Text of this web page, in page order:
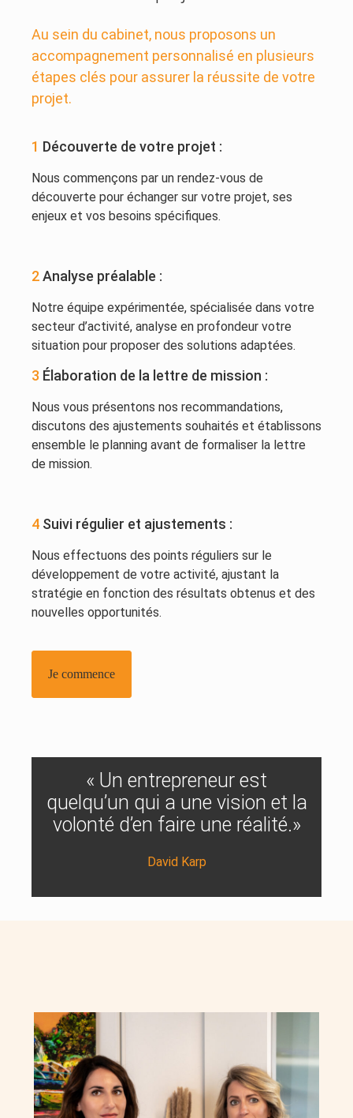
Au sein du cabinet, nous proposons un
accompagnement personnalisé en plusieurs
étapes clés pour assurer la réussite de votre
projet.
1 Découverte de votre projet :
Nous commençons par un rendez-vous de
découverte pour échanger sur votre projet, ses
enjeux et vos besoins spécifiques.
2Analyse préalable :
Notre équipe expérimentée, spécialisée dans votre
secteur d’activité, analyse en profondeur votre
situation pour proposer des solutions adaptées.
3 Élaboration de la lettre de mission :
Nous vous présentons nos recommandations,
discutons des ajustements souhaités et établissons
ensemble le planning avant de formaliser la lettre
de mission.
4 Suivi régulier et ajustements :
Nous effectuons des points réguliers sur le
développement de votre activité, ajustant la
stratégie en fonction des résultats obtenus et des
nouvelles opportunités.
Je commence
« Un entrepreneur est
quelqu’un qui a une vision et la
volonté d’en faire une réalité.»
David Karp